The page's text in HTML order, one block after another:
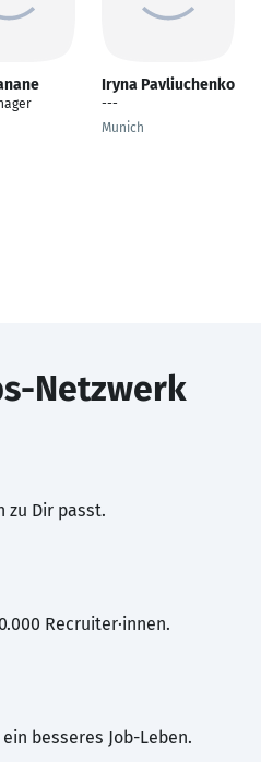
Iryna Pavliuchenko
---
Munich
Netzwerk
zu Dir passt.
Recruiter·innen.
besseres Job-Leben.